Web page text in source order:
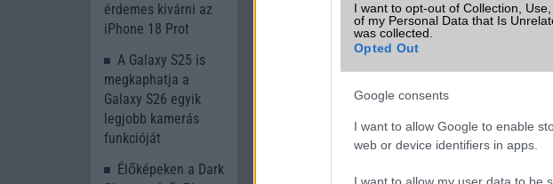
I want to opt-out of Collection,
of my Personal Data that Is
was collected.
Opted Out
Google consents
I want to allow Google to enable
web or device identifiers in apps.
Euro Gsm
Euro
érdemes kivárni az
iPhone 18 Prot
A Galaxy S25 is
megkaphatja a
Galaxy S26 egyik
legjobb kamerás
funkcióját
Élőképeken a Dark